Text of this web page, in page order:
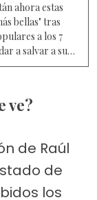
ahora estas
bellas" tras
a los 7
a salvar a su
ve?
de Raúl
de
los